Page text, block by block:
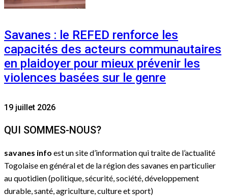
Savanes : le REFED renforce les
capacités des acteurs communautaires
en plaidoyer pour mieux prévenir les
violences basées sur le genre
19 juillet 2026
QUI SOMMES-NOUS?
savanes info est un site d’information qui traite de l’actualité
Togolaise en général et de la région des savanes en particulier
au quotidien (politique, sécurité, société, développement
durable, santé, agriculture, culture et sport)